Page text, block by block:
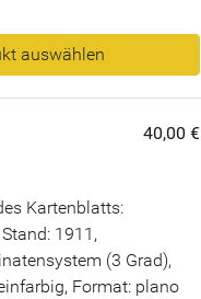
auswählen
40,00 €
Kartenblatts:
1911,
(3 Grad),
Format: plano